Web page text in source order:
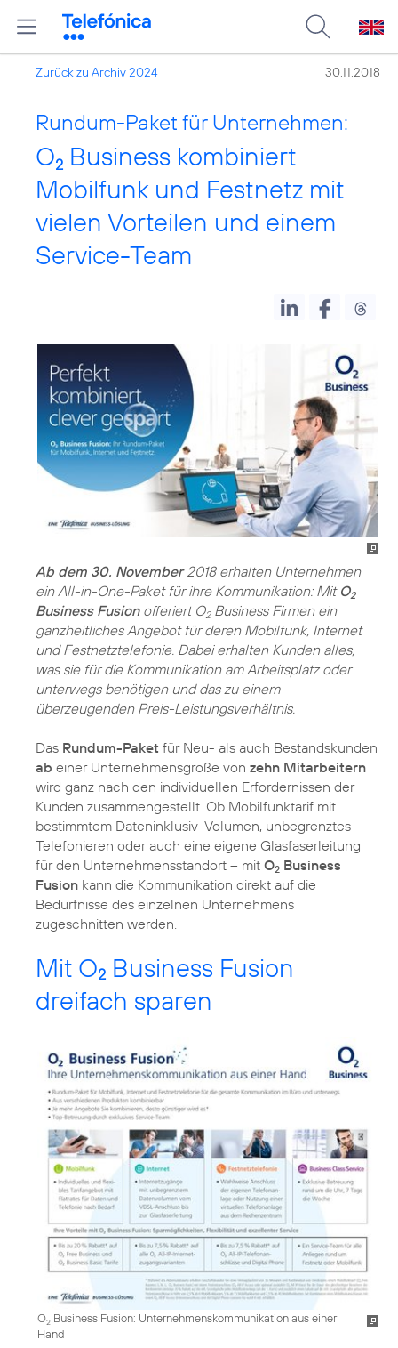
Zurück zu Archiv 2024 30.11.2018
Rundum-Paket für Unternehmen:
O2 Business kombiniert
Mobilfunk und Festnetz mit
vielen Vorteilen und einem
Service-Team
Ab dem 30. November2018 erhalten Unternehmen
ein All-in-One-Paket für ihre Kommunikation: Mit O2
Business Fusionofferiert O2Business Firmen ein
ganzheitliches Angebot für deren Mobilfunk, Internet
und Festnetztelefonie. Dabei erhalten Kunden alles,
was sie für die Kommunikation am Arbeitsplatz oder
unterwegs benötigen und das zu einem
überzeugenden Preis-Leistungsverhältnis.
Das Rundum-Paket für Neu- als auch Bestandskunden
ab einer Unternehmensgröße von zehn Mitarbeitern
wird ganz nach den individuellen Erfordernissen der
Kunden zusammengestellt. Ob Mobilfunktarif mit
bestimmtem Dateninklusiv-Volumen, unbegrenztes
Telefonieren oder auch eine eigene Glasfaserleitung
für den Unternehmensstandort – mit O2 Business
Fusion kann die Kommunikation direkt auf die
Bedürfnisse des einzelnen Unternehmens
zugeschnitten werden.
Mit O2 Business Fusion
dreifach sparen
O2 Business Fusion: Unternehmenskommunikation aus einer
Hand